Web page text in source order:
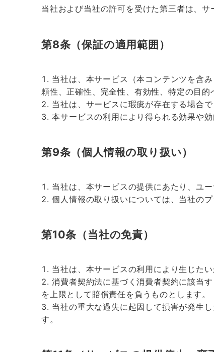
当社および当社の許可を受けた第三者は、
第8条（保証の適用範囲）
当社は、本サービス（本コンテンツを含
頼性、正確性、完全性、有効性、特定の目的
当社は、サービスに瑕疵が存在する場合
本サービスの利用により得られる効果や
第9条（個人情報の取り扱い）
当社は、本サービスの提供にあたり、ユ
個人情報の取り扱いについては、当社の
第10条（当社の免責）
当社は、本サービスの利用により生じた
消費者契約法に基づく消費者契約に該当
を上限として賠償責任を負うものとします。
当社の重大な過失に起因して損害が発生
す。